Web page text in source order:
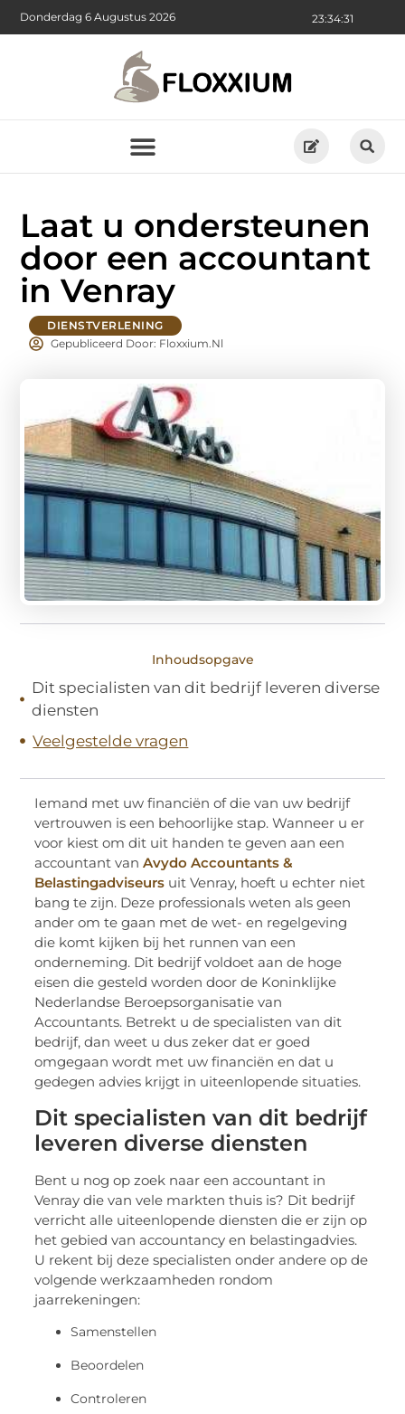
23:34:33
Donderdag 6 Augustus 2026
Laat u ondersteunen
door een accountant
in Venray
DIENSTVERLENING
Gepubliceerd Door: Floxxium.nl
Inhoudsopgave
Dit specialisten van dit bedrijf leveren diverse
diensten
Veelgestelde vragen
Iemand met uw financiën of die van uw bedrijf
vertrouwen is een behoorlijke stap. Wanneer u er
voor kiest om dit uit handen te geven aan een
accountant vanAvydo Accountants &
Belastingadviseurs uit Venray, hoeft u echter niet
bang te zijn. Deze professionals weten als geen
ander om te gaan met de wet- en regelgeving
die komt kijken bij het runnen van een
onderneming. Dit bedrijf voldoet aan de hoge
eisen die gesteld worden door de Koninklijke
Nederlandse Beroepsorganisatie van
Accountants. Betrekt u de specialisten van dit
bedrijf, dan weet u dus zeker dat er goed
omgegaan wordt met uw financiën en dat u
gedegen advies krijgt in uiteenlopende situaties.
Dit specialisten van dit bedrijf
leveren diverse diensten
Bent u nog op zoek naar een accountant in
Venray die van vele markten thuis is? Dit bedrijf
verricht alle uiteenlopende diensten die er zijn op
het gebied van accountancy en belastingadvies.
U rekent bij deze specialisten onder andere op de
volgende werkzaamheden rondom
jaarrekeningen:
Samenstellen
Beoordelen
Controleren